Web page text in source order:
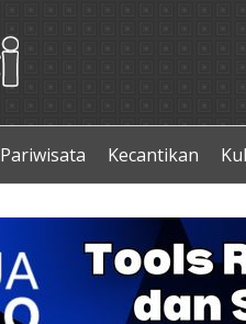
Pariwisata Kecantikan